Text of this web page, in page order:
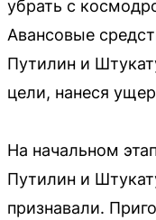
убрать с
Авансовые
Путилин и
цели, нанеся
На начальном
Путилин и
признавали.